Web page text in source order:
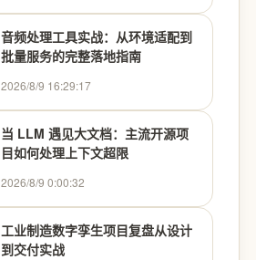
音频处理工具实战：从环境适配到
批量服务的完整落地指南
2026/8/9 16:29:17
当 LLM 遇见大文档：主流开源项
目如何处理上下文超限
2026/8/9 0:00:32
工业制造数字孪生项目复盘从设计
到交付实战